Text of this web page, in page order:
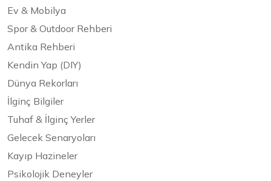
Ev & Mobilya
Spor & Outdoor Rehberi
Antika Rehberi
Kendin Yap (DIY)
Dünya Rekorları
İlginç Bilgiler
Tuhaf & İlginç Yerler
Gelecek Senaryoları
Kayıp Hazineler
Psikolojik Deneyler